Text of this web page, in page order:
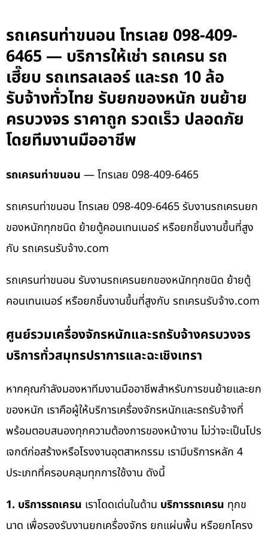
รถเครนท่าขนอน โทรเลย 098-409-
6465 — บริการให้เช่า รถเครน รถ
เฮี๊ยบ รถเทรลเลอร์ และรถ 10 ล้อ
รับจ้างทั่วไทย รับยกของหนัก ขนย้าย
ครบวงจร ราคาถูก รวดเร็ว ปลอดภัย
โดยทีมงานมืออาชีพ
รถเครนท่าขนอน — โทรเลย 098-409-6465
รถเครนท่าขนอน โทรเลย 098-409-6465 รับงานรถเครนยก
ของหนักทุกชนิด ย้ายตู้คอนเทนเนอร์ หรือยกชิ้นงานขึ้นที่สูง
กับ รถเครนรับจ้าง.com
รถเครนท่าขนอน รับงานรถเครนยกของหนักทุกชนิด ย้ายตู้
คอนเทนเนอร์ หรือยกชิ้นงานขึ้นที่สูงกับ รถเครนรับจ้าง.com
ศูนย์รวมเครื่องจักรหนักและรถรับจ้างครบวงจร
บริการทั่วสมุทรปราการและฉะเชิงเทรา
หากคุณกำลังมองหาทีมงานมืออาชีพสำหรับการขนย้ายและยก
ของหนัก เราคือผู้ให้บริการเครื่องจักรหนักและรถรับจ้างที่
พร้อมตอบสนองทุกความต้องการของหน้างาน ไม่ว่าจะเป็นโปร
เจกต์ก่อสร้างหรือโรงงานอุตสาหกรรม เรามีบริการหลัก 4
ประเภทที่ครอบคลุมทุกการใช้งาน ดังนี้
1. บริการรถเครน เราโดดเด่นในด้าน บริการรถเครน ทุกข
นาด เพื่อรองรับงานยกเครื่องจักร ยกแผ่นพื้น หรือยกโครง